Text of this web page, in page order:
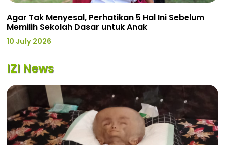
Agar Tak Menyesal, Perhatikan 5 Hal Ini Sebelum
Memilih Sekolah Dasar untuk Anak
10 July 2026
IZI News